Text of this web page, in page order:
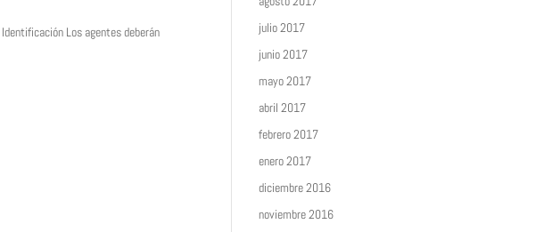
Los agentes deberán
julio 2017
junio 2017
mayo 2017
abril 2017
febrero 2017
enero 2017
diciembre 2016
noviembre 2016